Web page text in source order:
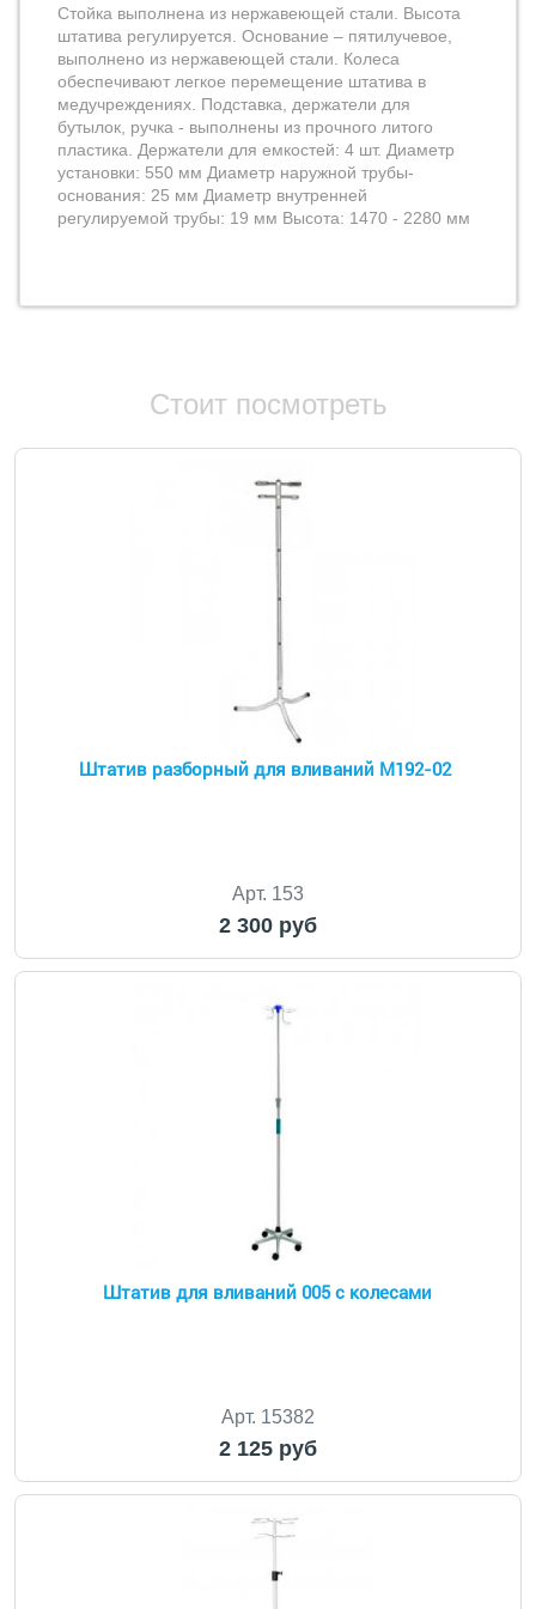
Стойка выполнена из нержавеющей стали. Высота
штатива регулируется. Основание – пятилучевое,
выполнено из нержавеющей стали. Колеса
обеспечивают легкое перемещение штатива в
медучреждениях. Подставка, держатели для
бутылок, ручка - выполнены из прочного литого
пластика. Держатели для емкостей: 4 шт. Диаметр
установки: 550 мм Диаметр наружной трубы-
основания: 25 мм Диаметр внутренней
регулируемой трубы: 19 мм Высота: 1470 - 2280 мм
Стоит посмотреть
Штатив разборный для вливаний М192-02
Арт. 153
2 300 руб
Штатив для вливаний 005 с колесами
Арт. 15382
2 125 руб